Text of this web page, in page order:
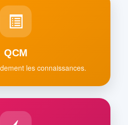
QCM
les connaissances.